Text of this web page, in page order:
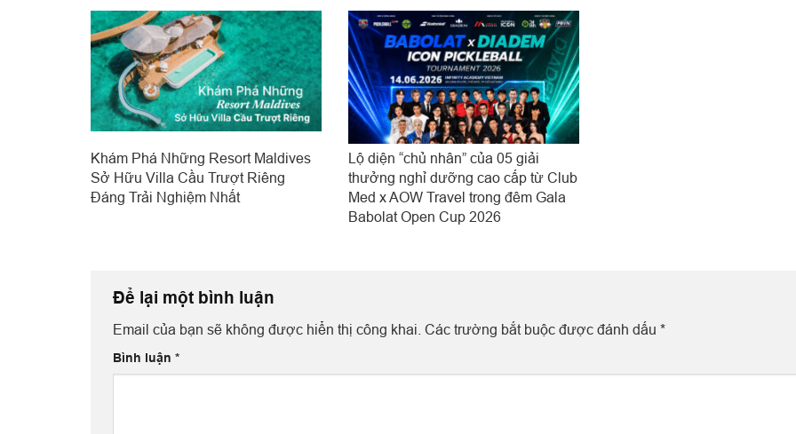
Khám Phá Những Resort Maldives
Sở Hữu Villa Cầu Trượt Riêng
Đáng Trải Nghiệm Nhất
Lộ diện “chủ nhân” của 05 giải
thưởng nghỉ dưỡng cao cấp từ Club
Med x AOW Travel trong đêm Gala
Babolat Open Cup 2026
Để lại một bình luận
Email của bạn sẽ không được hiển thị công khai. Các trường bắt buộc được đánh dấu *
Bình luận *